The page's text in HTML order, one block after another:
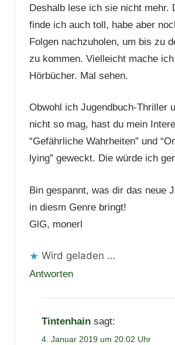
Deshalb lese ich sie nicht mehr.
finde ich auch toll, habe aber
Folgen nachzuholen, um bis zu
zu kommen. Vielleicht mache
Hörbücher. Mal sehen.
Obwohl ich Jugendbuch-Thriller
nicht so mag, hast du mein
“Gefährliche Wahrheiten” und
lying” geweckt. Die würde ich
Bin gespannt, was dir das neue
in diesm Genre bringt!
GlG, monerl
Wird geladen …
Antworten
Tintenhain sagt:
4. Januar 2019 um 20:02 Uhr